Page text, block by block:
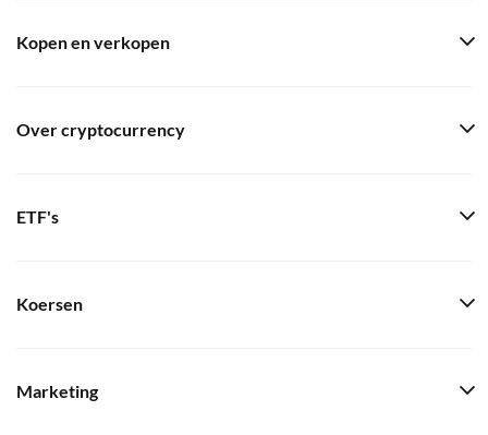
Kopen en verkopen
Over cryptocurrency
ETF's
Koersen
Marketing